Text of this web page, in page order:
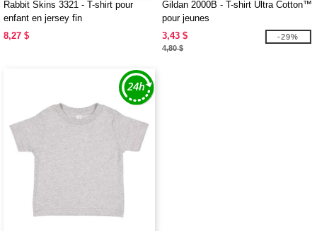
Rabbit Skins 3321 - T-shirt pour
enfant en jersey fin
8,27 $
Gildan 2000B - T-shirt Ultra Cotton™
pour jeunes
3,43 $
4,80 $
-29%